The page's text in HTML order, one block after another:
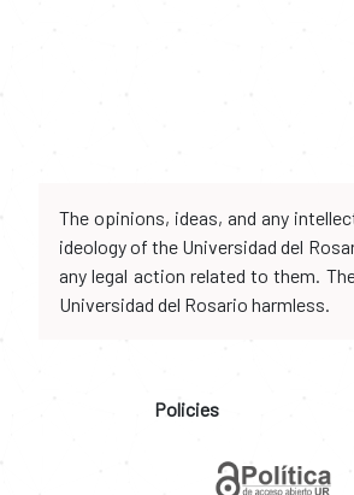
The opinions, ideas, and any
ideology of the Universidad del
any legal action related to them.
Universidad del Rosario harmless.
Policies